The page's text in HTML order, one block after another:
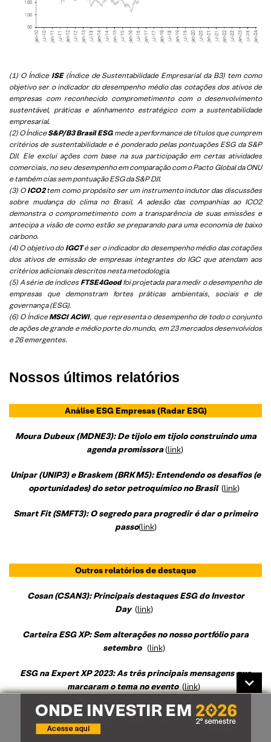
(1) O Índice ISE(Índice de Sustentabilidade Empresarial da B3) tem como
objetivo ser o indicador do desempenho médio das cotações dos ativos de
empresas com reconhecido comprometimento com o desenvolvimento
sustentável, práticas e alinhamento estratégico com a sustentabilidade
empresarial.
(2) O ÍndiceS&P/B3 Brasil ESGmede a performance de títulos que cumprem
critérios de sustentabilidade e é ponderado pelas pontuações ESG da S&P
DJI. Ele exclui ações com base na sua participação em certas atividades
comerciais, no seu desempenho em comparação com o Pacto Global da ONU
e também cias sem pontuação ESG da S&P DJI.
(3) O ICO2tem como propósito ser um instrumento indutor das discussões
sobre mudança do clima no Brasil. A adesão das companhias ao ICO2
demonstra o comprometimento com a transparência de suas emissões e
antecipa a visão de como estão se preparando para uma economia de baixo
carbono.
(4) O objetivo do IGCTé ser o indicador do desempenho médio das cotações
dos ativos de emissão de empresas integrantes do IGC que atendam aos
critérios adicionais descritos nesta metodologia.
(5) A série de índices FTSE4Goodfoi projetada para medir o desempenho de
empresas que demonstram fortes práticas ambientais, sociais e de
governança (ESG).
(6) O ÍndiceMSCI ACWI, que representa o desempenho de todo o conjunto
de ações de grande e médio porte do mundo, em 23 mercados desenvolvidos
e 26 emergentes.
Nossos últimos relatórios
Análise ESG Empresas(Radar ESG)
Moura Dubeux (MDNE3): De tijolo em tijolo construindo uma
agenda promissora(link)
Unipar (UNIP3) e Braskem (BRKM5): Entendendo os desafios (e
oportunidades) do setor petroquímico no Brasil (link)
Smart Fit (SMFT3): O segredo para progredir é dar o primeiro
passo(link)
Outros relatórios de destaque
Cosan (CSAN3): Principais destaques ESG do Investor
Day (link)
Carteira ESG XP: Sem alterações no nosso portfólio para
setembro (link)
ESG na Expert XP 2023: As três principais mensagens que
marcaram o tema no evento (link)
Relatórios Semanais